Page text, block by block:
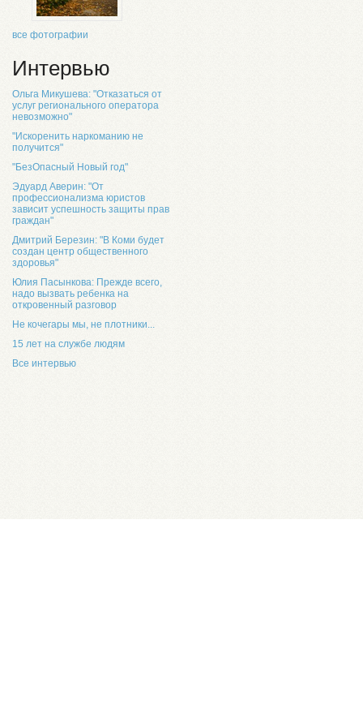
все фотографии
Интервью
Ольга Микушева: "Отказаться от
услуг регионального оператора
невозможно"
"Искоренить наркоманию не
получится"
"БезОпасный Новый год"
Эдуард Аверин: "От
профессионализма юристов
зависит успешность защиты прав
граждан"
Дмитрий Березин: "В Коми будет
создан центр общественного
здоровья"
Юлия Пасынкова: Прежде всего,
надо вызвать ребенка на
откровенный разговор
Не кочегары мы, не плотники...
15 лет на службе людям
Все интервью